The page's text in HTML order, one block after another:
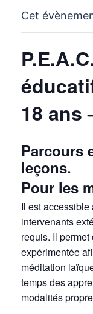
Cet
18 ans
Parcours
leçons.
Pour les
Il est
intervenants
requis. Il
expérimentée
méditation
temps des
modalités